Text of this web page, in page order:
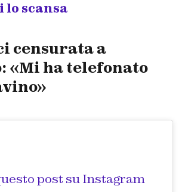
lo scansa
censurata a
«Mi ha telefonato
post su Instagram